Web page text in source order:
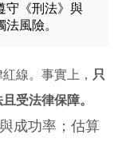
守《刑法》與
風險。
線。事實上， 只
受法律保障。
成功率；估算